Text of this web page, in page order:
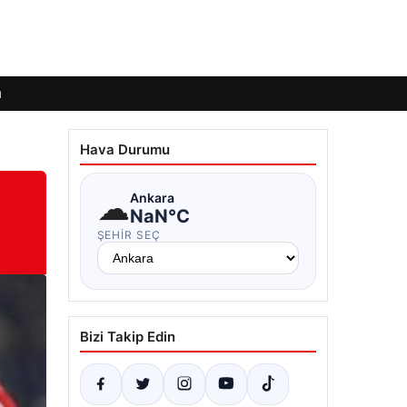
Hava Durumu
☁Ankara
NaN°C
ŞEHIR SEÇ
Bizi Takip Edin